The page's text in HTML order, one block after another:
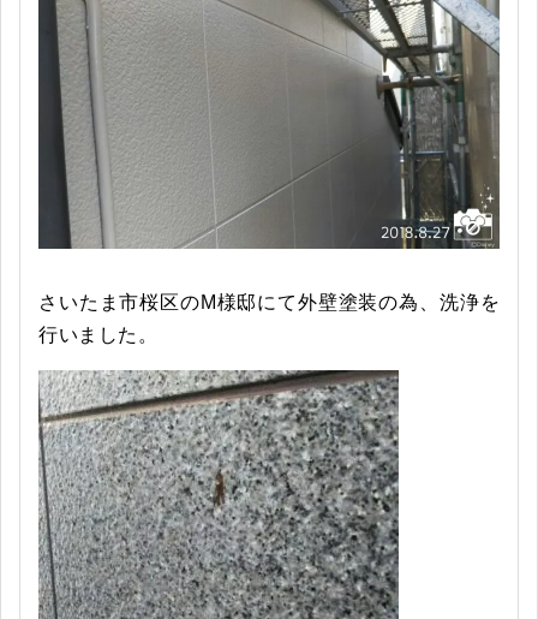
さいたま市桜区のM様邸にて外壁塗装の為、洗浄を
行いました。